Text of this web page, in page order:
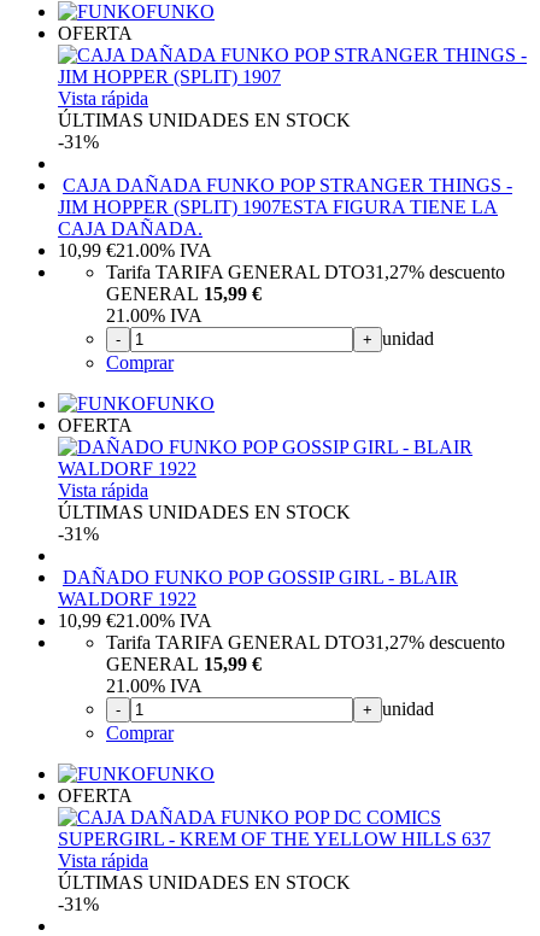
FUNKO
OFERTA
Vista rápida
ÚLTIMAS UNIDADES EN STOCK
-31%
CAJA DAÑADA FUNKO POP STRANGER THINGS -
JIM HOPPER (SPLIT) 1907ESTA FIGURA TIENE LA
CAJA DAÑADA.
10,99 €21.00% IVA
Tarifa TARIFA GENERAL DTO31,27% descuento
GENERAL 15,99 €
21.00% IVA
- + unidad
Comprar
FUNKO
OFERTA
Vista rápida
ÚLTIMAS UNIDADES EN STOCK
-31%
DAÑADO FUNKO POP GOSSIP GIRL - BLAIR
WALDORF 1922
10,99 €21.00% IVA
Tarifa TARIFA GENERAL DTO31,27% descuento
GENERAL 15,99 €
21.00% IVA
- + unidad
Comprar
FUNKO
OFERTA
Vista rápida
ÚLTIMAS UNIDADES EN STOCK
-31%